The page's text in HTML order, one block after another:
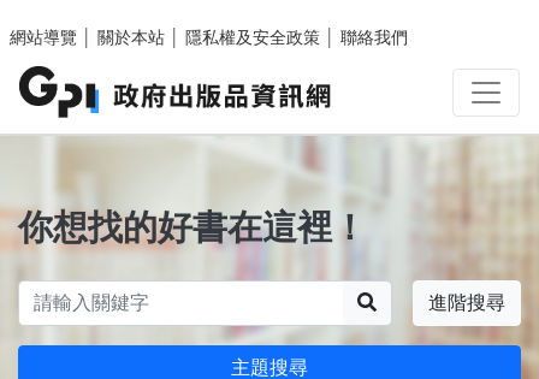
網站導覽
關於本站 隱私權及安全政策 聯絡我們
你想找的好書在這裡！
進階搜尋
主題搜尋